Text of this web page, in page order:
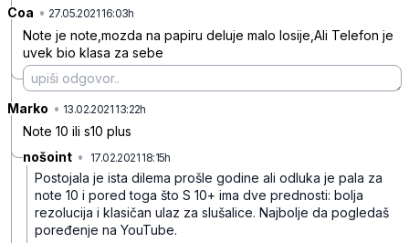
Coa • 27.05.2021 16:03h
Note je note,mozda na papiru deluje malo losije,Ali Telefon je
uvek bio klasa za sebe
Marko • 13.02.2021 13:22h
Note 10 ili s10 plus
nošoint • 17.02.2021 18:15h
Postojala je ista dilema prošle godine ali odluka je pala za
note 10 i pored toga što S 10+ ima dve prednosti: bolja
rezolucija i klasičan ulaz za slušalice. Najbolje da pogledaš
poređenje na YouTube.